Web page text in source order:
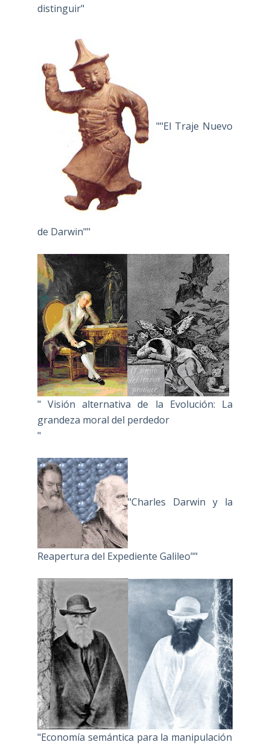
distinguir"
""El Traje Nuevo
de Darwin""
" Visión alternativa de la Evolución: La
grandeza moral del perdedor
"
"Charles Darwin y la
Reapertura del Expediente Galileo""
"Economía semántica para la manipulación